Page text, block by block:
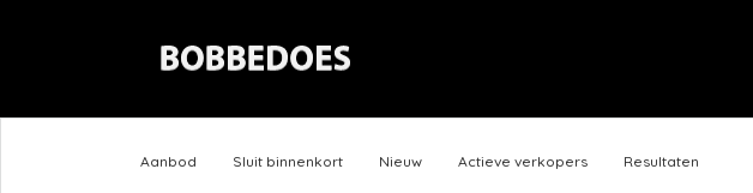
Aanbod Sluit binnenkort Nieuw Actieve verkopers Resultaten